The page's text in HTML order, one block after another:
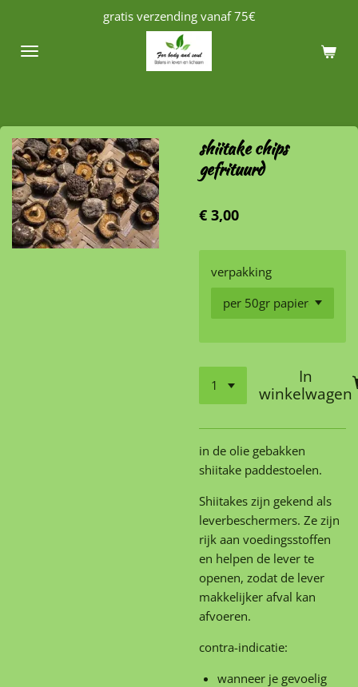
naar
gratis verzending vanaf 75€
shiitake chips
gefrituurd
€ 3,00
verpakking
In
winkelwagen
in de olie gebakken
shiitake paddestoelen.
Shiitakes zijn gekend als
leverbeschermers. Ze zijn
rijk aan voedingsstoffen
en helpen de lever te
openen, zodat de lever
makkelijker afval kan
afvoeren.
contra-indicatie:
wanneer je gevoelig